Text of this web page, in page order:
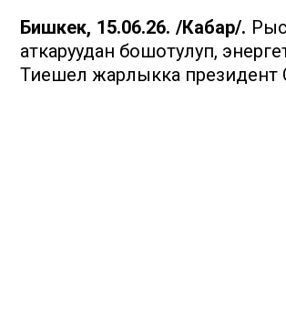
Бишкек, 15.06.26. /Кабар/.
аткаруудан бошотулуп,
Тиешелүү жарлыкка